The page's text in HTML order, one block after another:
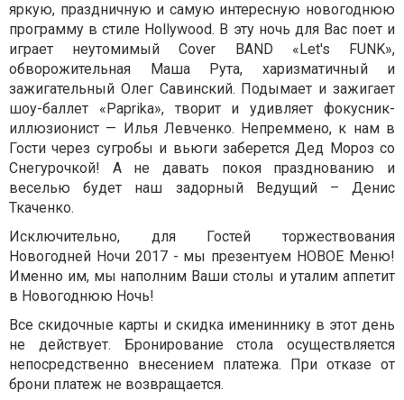
яркую, праздничную и самую интересную новогоднюю
программу в стиле Hollywood. В эту ночь для Вас поет и
играет неутомимый Cover BAND «Let's FUNK»,
обворожительная Маша Рута, харизматичный и
зажигательный Олег Савинский. Подымает и зажигает
шоу-баллет «Paprika», творит и удивляет фокусник-
иллюзионист — Илья Левченко. Непреммено, к нам в
Гости через сугробы и вьюги заберется Дед Мороз со
Снегурочкой! А не давать покоя празднованию и
веселью будет наш задорный Ведущий – Денис
Ткаченко.
Исключительно, для Гостей торжествования
Новогодней Ночи 2017 - мы презентуем НОВОЕ Меню!
Именно им, мы наполним Ваши столы и уталим аппетит
в Новогоднюю Ночь!
Все скидочные карты и скидка имениннику в этот день
не действует. Бронирование стола осуществляется
непосредственно внесением платежа. При отказе от
брони платеж не возвращается.